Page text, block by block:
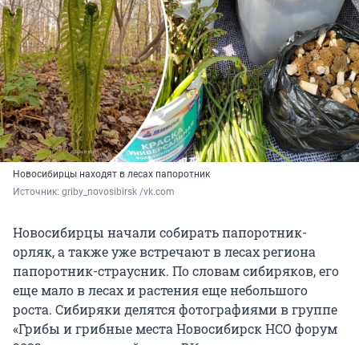
Новосибирцы находят в лесах папоротник
Источник: griby_novosibirsk /vk.com
Новосибирцы начали собирать папоротник-
орляк, а также уже встречают в лесах региона
папоротник-страусник. По словам сибиряков, его
еще мало в лесах и растения еще небольшого
роста. Сибиряки делятся фотографиями в группе
«Грибы и грибные места Новосибирск НСО форум